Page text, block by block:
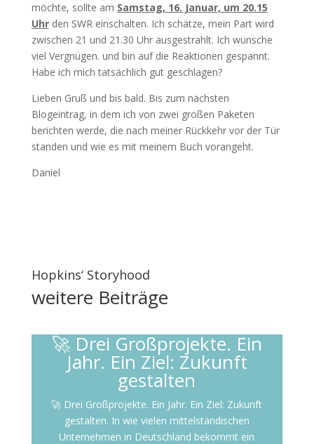
möchte, sollte am Samstag, 16. Januar, um 20.15
Uhrden SWR einschalten. Ich schätze, mein Part wird
zwischen 21 und 21.30 Uhr ausgestrahlt. Ich wünsche
viel Vergnügen. und bin auf die Reaktionen gespannt.
Habe ich mich tatsächlich gut geschlagen?
Lieben Gruß und bis bald. Bis zum nächsten
Blogeintrag, in dem ich von zwei großen Paketen
berichten werde, die nach meiner Rückkehr vor der Tür
standen und wie es mit meinem Buch vorangeht.
Daniel
Hopkins‘ Storyhood
weitere Beiträge
🚀 Drei Großprojekte. Ein
Jahr. Ein Ziel: Zukunft
gestalten
🚀 Drei Großprojekte. Ein Jahr. Ein Ziel: Zukunft
gestalten. In wie vielen mittelständischen
Unternehmen in Deutschland bekommt ein